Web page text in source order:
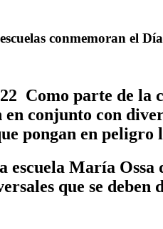
conmemoran el
Como parte de la
conjunto con
pongan en
escuela María
que se